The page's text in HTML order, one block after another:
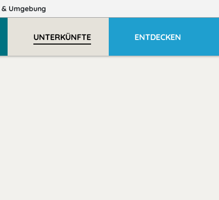
& Umgebung
UNTERKÜNFTE ENTDECKEN